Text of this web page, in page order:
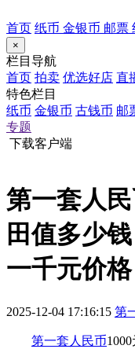
首页 纸币 金银币 邮票
×
栏目导航
首页 拍卖 优选好店 直
特色栏目
纸币 金银币 古钱币 邮
专题
下载客户端
第一套人
田值多少
一千元价格
2025-12-04 17:16:15 第
第一套人民币